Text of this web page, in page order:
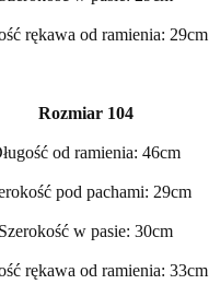
rękawa od ramienia: 29cm
Rozmiar 104
od ramienia: 46cm
pod pachami: 29cm
Szerokość w pasie: 30cm
rękawa od ramienia: 33cm